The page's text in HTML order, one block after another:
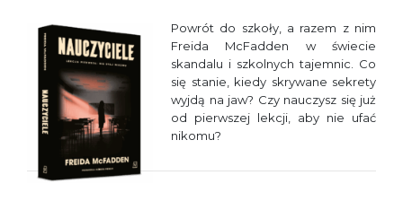
Powrót do szkoły, a razem z nim
Freida McFadden w świecie
skandalu i szkolnych tajemnic. Co
się stanie, kiedy skrywane sekrety
wyjdą na jaw? Czy nauczysz się już
od pierwszej lekcji, aby nie ufać
nikomu?